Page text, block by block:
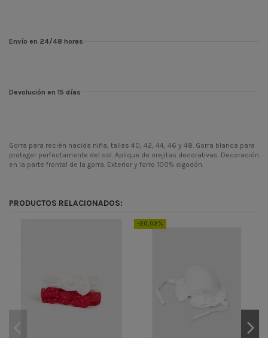
Envío en 24/48 horas
Devolución en 15 días
Gorra para recién nacida niña, tallas 40, 42, 44, 46 y 48. Gorra blanca para
proteger perfectamente del sol. Aplique de orejitas decorativas. Decoración
en la parte frontal de la gorra. Exterior y forro 100% algodón.
PRODUCTOS RELACIONADOS:
-20,02%